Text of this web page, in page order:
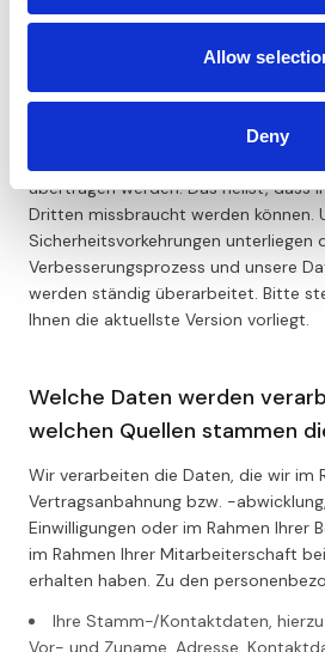
Allow
Deny
personenbezogenen Daten gegen
unsere Mitarbeiter sowie für uns
die gültigen Datenschutzgesetze
Wann immer wir personenbezogene
übertragen werden. Das heißt, dass
Dritten missbraucht werden können.
Sicherheitsvorkehrungen unterliegen
Verbesserungsprozess und unsere
werden ständig überarbeitet. Bitte
Ihnen die aktuellste Version vorliegt.
Welche Daten werden
welchen Quellen stammen
Wir verarbeiten die Daten, die wir im
Vertragsanbahnung bzw. -
Einwilligungen oder im Rahmen Ihrer
im Rahmen Ihrer Mitarbeiterschaft
erhalten haben. Zu den
Ihre Stamm-/Kontaktdaten, hierzu
Vor- und Zuname, Adresse,